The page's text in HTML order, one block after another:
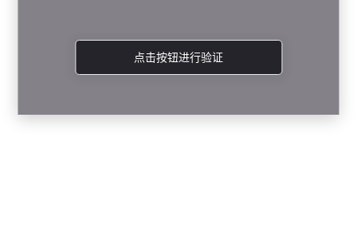
点击按钮进行验证